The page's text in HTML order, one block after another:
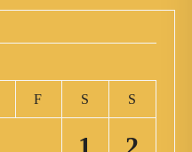
F S S